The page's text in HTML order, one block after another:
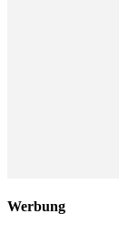
Werbung